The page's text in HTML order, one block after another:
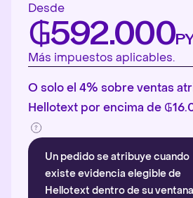
Desde
₲592.000
Más impuestos aplicables.
O solo el 4% sobre ventas
Hellotext por encima de
Un pedido se atribuye cuando
existe evidencia elegible de
Hellotext dentro de su